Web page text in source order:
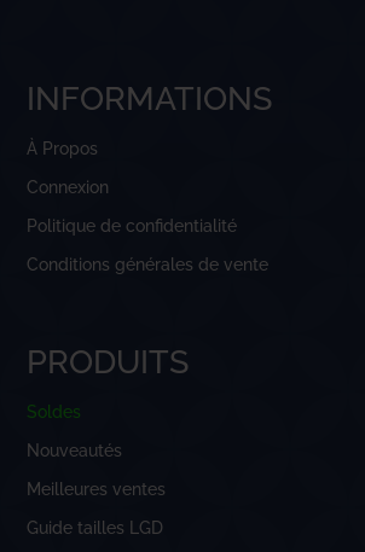
INFORMATIONS
À Propos
Connexion
Politique de confidentialité
Conditions générales de vente
PRODUITS
Soldes
Nouveautés
Meilleures ventes
Guide tailles LGD